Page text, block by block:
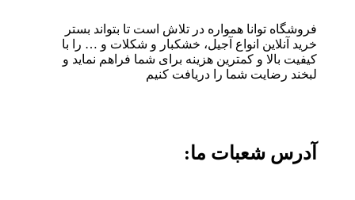
فروشگاه توانا همواره در تلاش است تا بتواند بستر
خرید آنلاین انواع آجیل، خشکبار و شکلات و … را با
کیفیت بالا و کمترین هزینه برای شما فراهم نماید و
لبخند رضایت شما را دریافت کنیم
آدرس شعبات ما: